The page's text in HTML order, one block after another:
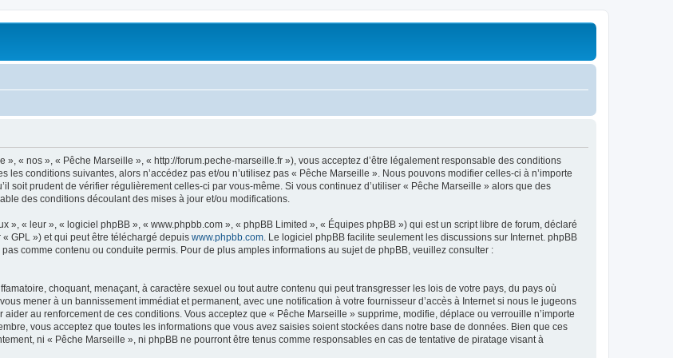
« nos », « Pêche Marseille », « http://forum.peche-marseille.fr »), vous acceptez d’être légalement responsable des conditions
les conditions suivantes, alors n’accédez pas et/ou n’utilisez pas « Pêche Marseille ». Nous pouvons modifier celles-ci à n’importe
soit prudent de vérifier régulièrement celles-ci par vous-même. Si vous continuez d’utiliser « Pêche Marseille » alors que des
des conditions découlant des mises à jour et/ou modifications.
», « leur », « logiciel phpBB », « www.phpbb.com », « phpBB Limited », « Équipes phpBB ») qui est un script libre de forum, déclaré
GPL ») et qui peut être téléchargé depuis www.phpbb.com. Le logiciel phpBB facilite seulement les discussions sur Internet. phpBB
comme contenu ou conduite permis. Pour de plus amples informations au sujet de phpBB, veuillez consulter :
choquant, menaçant, à caractère sexuel ou tout autre contenu qui peut transgresser les lois de votre pays, du pays où
mener à un bannissement immédiat et permanent, avec une notification à votre fournisseur d’accès à Internet si nous le jugeons
au renforcement de ces conditions. Vous acceptez que « Pêche Marseille » supprime, modifie, déplace ou verrouille n’importe
vous acceptez que toutes les informations que vous avez saisies soient stockées dans notre base de données. Bien que ces
ni « Pêche Marseille », ni phpBB ne pourront être tenus comme responsables en cas de tentative de piratage visant à